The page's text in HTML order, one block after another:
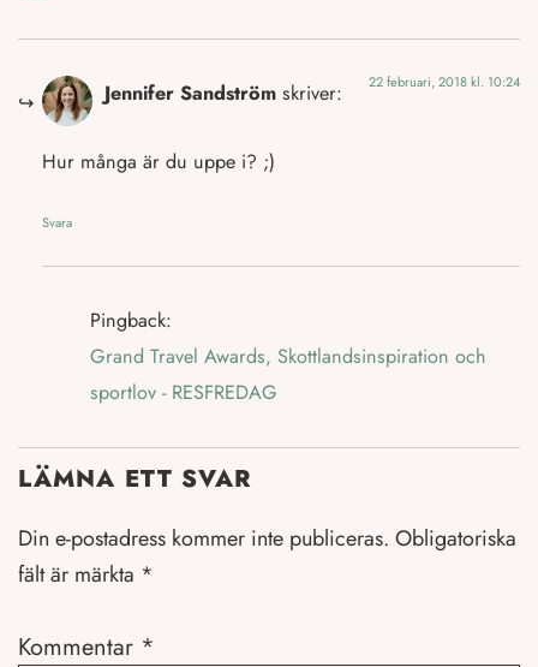
Jennifer Sandström skriver: 22 februari, 2018 kl. 10:24
Hur många är du uppe i? ;)
Svara
Pingback:
Grand Travel Awards, Skottlandsinspiration och
sportlov - RESFREDAG
LÄMNA ETT SVAR
Din e-postadress kommer inte publiceras. Obligatoriska
fält är märkta *
Kommentar *